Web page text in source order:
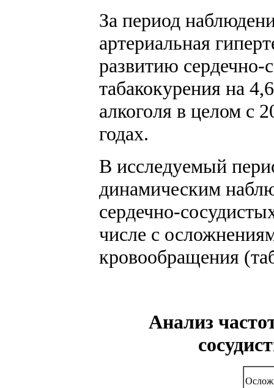
За период
артериальная
развитию сердечно-
табакокурения на
алкоголя в целом с
годах.
В исследуемый
динамическим
сердечно-
числе с
кровообращения
Анализ